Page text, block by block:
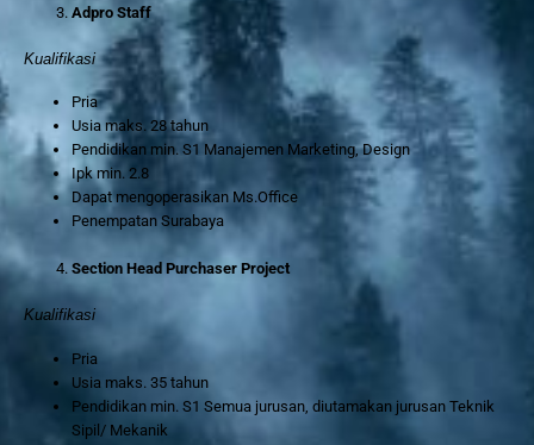
Adpro Staff
Kualifikasi
Pria
Usia maks. 28 tahun
Pendidikan min. S1 Manajemen Marketing, Design
Ipk min. 2.8
Dapat mengoperasikan Ms.Office
Penempatan Surabaya
Section Head Purchaser Project
Kualifikasi
Pria
Usia maks. 35 tahun
Pendidikan min. S1 Semua jurusan, diutamakan jurusan Teknik
Sipil/ Mekanik